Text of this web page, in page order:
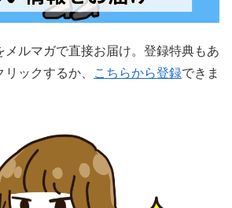
メルマガで直接お届け。登録特典もあ
ックするか、
こちらから登録できま